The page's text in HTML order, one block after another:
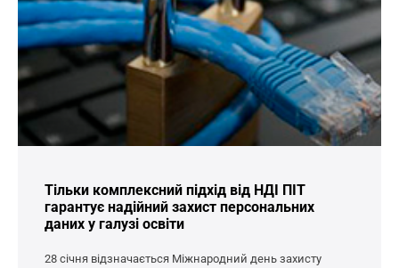
Тільки комплексний підхід від НДІ ПІТ
гарантує надійний захист персональних
даних у галузі освіти
28 січня відзначається Міжнародний день захисту